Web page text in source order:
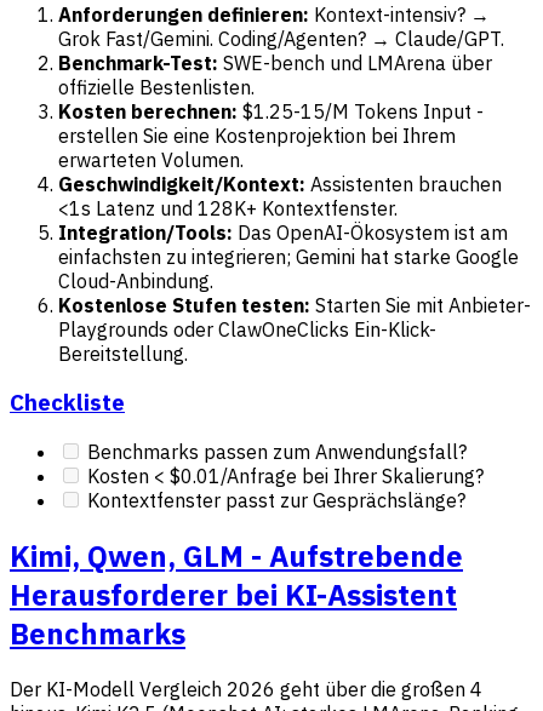
Anforderungen definieren: Kontext-intensiv? →
Grok Fast/Gemini. Coding/Agenten? → Claude/GPT.
Benchmark-Test: SWE-bench und LMArena über
offizielle Bestenlisten.
Kosten berechnen: $1.25-15/M Tokens Input -
erstellen Sie eine Kostenprojektion bei Ihrem
erwarteten Volumen.
Geschwindigkeit/Kontext: Assistenten brauchen
<1s Latenz und 128K+ Kontextfenster.
Integration/Tools: Das OpenAI-Ökosystem ist am
einfachsten zu integrieren; Gemini hat starke Google
Cloud-Anbindung.
Kostenlose Stufen testen: Starten Sie mit Anbieter-
Playgrounds oder ClawOneClicks Ein-Klick-
Bereitstellung.
Checkliste
Benchmarks passen zum Anwendungsfall?
Kosten < $0.01/Anfrage bei Ihrer Skalierung?
Kontextfenster passt zur Gesprächslänge?
Kimi, Qwen, GLM - Aufstrebende
Herausforderer bei KI-Assistent
Benchmarks
Der KI-Modell Vergleich 2026 geht über die großen 4